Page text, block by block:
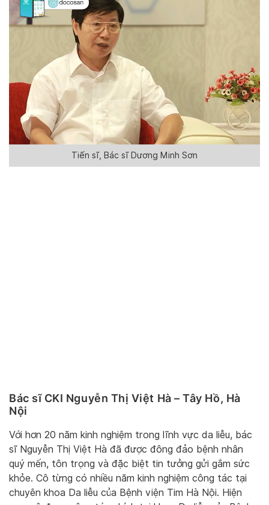
Tiến sĩ, Bác sĩ Dương Minh Sơn
Bác sĩ CKI Nguyễn Thị Việt Hà – Tây Hồ, Hà
Nội
Với hơn 20 năm kinh nghiệm trong lĩnh vực da liễu, bác
sĩ Nguyễn Thị Việt Hà đã được đông đảo bệnh nhân
quý mến, tôn trọng và đặc biệt tin tưởng gửi gắm sức
khỏe. Cô từng có nhiều năm kinh nghiệm công tác tại
chuyên khoa Da liễu của Bệnh viện Tim Hà Nội. Hiện